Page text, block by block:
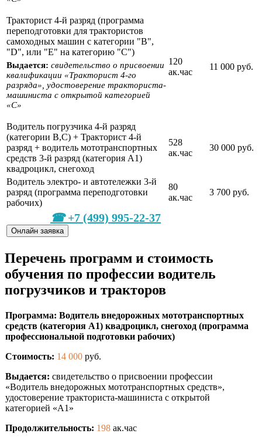
Тракторист 4-й разряд (программа
переподготовки для трактористов
самоходных машин с категории "В",
"D", или "Е" на категорию "С")
Выдается: свидетельство о присвоении
квалификации «Тракторист 4-го
разряда», удостоверение тракториста-
машиниста с открытой категорией
«С»
120
ак.час
11 000 руб.
Водитель погрузчика 4-й разряд
(категории В,С) + Тракторист 4-й
разряд + водитель мототранспортных
средств 3-й разряд (категория А1)
квадроцикл, снегоход
528
ак.час
30 000 руб.
Водитель электро- и автотележки 3-й
разряд (программа переподготовки
рабочих)
80
ак.час
3 700 руб.
+7 (499) 995-22-37
Онлайн заявка
Перечень программ и стоимость
обучения по профессии водитель
погрузчиков и тракторов
Программа: Водитель внедорожных мототранспортных
средств (категория А1) квадроцикл, снегоход (программа
профессиональной подготовки рабочих)
Стоимость: 14 000 руб.
Выдается: свидетельство о присвоении профессии
«Водитель внедорожных мототранспортных средств»,
удостоверение тракториста-машиниста с открытой
категорией «А1»
Продолжительность: 198 ак.час